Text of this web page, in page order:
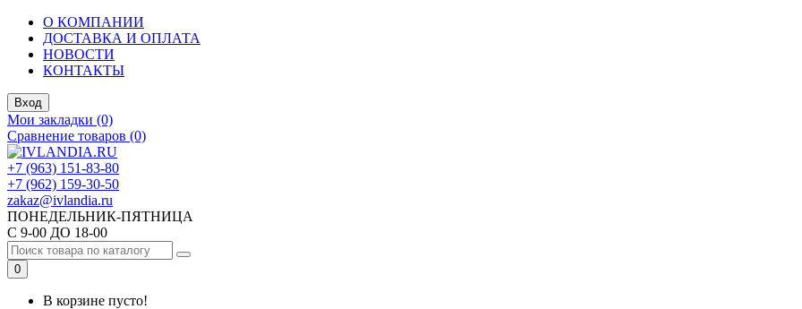
О КОМПАНИИ
ДОСТАВКА И ОПЛАТА
НОВОСТИ
КОНТАКТЫ
Вход
Мои закладки (0)
Сравнение товаров (0)
+7 (963) 151-83-80
+7 (962) 159-30-50
zakaz@ivlandia.ru
ПОНЕДЕЛЬНИК-ПЯТНИЦА
С 9-00 ДО 18-00
0
В корзине пусто!